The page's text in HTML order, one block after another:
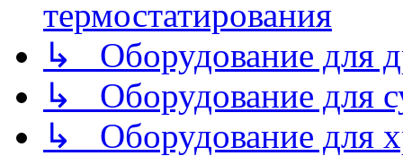
термостатирования
↳ Оборудование для
↳ Оборудование для
↳ Оборудование для